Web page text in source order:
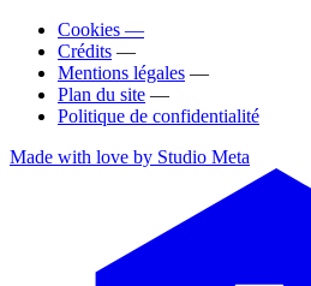
Cookies —
Crédits —
Mentions légales —
Plan du site —
Politique de confidentialité
Made with love by Studio Meta